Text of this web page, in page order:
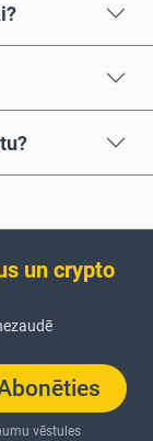
un crypto
vēstules